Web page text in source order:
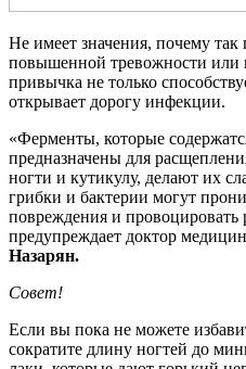
Не имеет значения, почему
повышенной тревожности или
привычка не только
открывает дорогу инфекции.
«Ферменты, которые
предназначены для
ногти и кутикулу, делают их
грибки и бактерии могут
повреждения и
предупреждает доктор
Назарян.
Совет!
Если вы пока не можете
сократите длину ногтей до